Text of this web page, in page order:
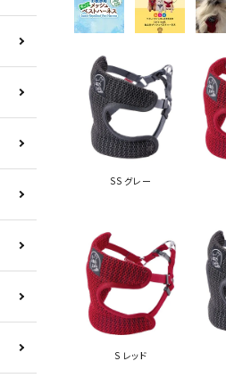
SS グレー
S レッド